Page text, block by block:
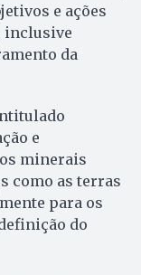
e ações
inclusive
da
e
minerais
como as terras
para os
do